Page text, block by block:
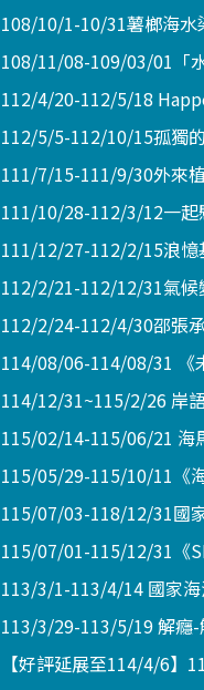
108/10/1-10/31薯榔海水
108/11/08-109/03/01「
112/4/20-112/5/18
112/5/5-112/10/15孤獨
111/7/15-111/9/30外來
111/10/28-112/3/12一
111/12/27-112/2/15浪憶
112/2/21-112/12/31氣候
112/2/24-112/4/30邵張
114/08/06-114/08/31 《
114/12/31~115/2/26 岸
115/02/14-115/06/21 海
115/05/29-115/10/11《
115/07/03-118/12/31國
115/07/01-115/12/31《
113/3/1-113/4/14 國家
113/3/29-113/5/19 解癮
【好評延展至114/4/6】